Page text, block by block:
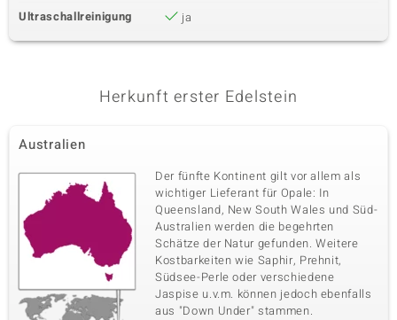
Ultraschallreinigung
ja
Herkunft erster Edelstein
Australien
Der fünfte Kontinent gilt vor allem als
wichtiger Lieferant für Opale: In
Queensland, New South Wales und Süd-
Australien werden die begehrten
Schätze der Natur gefunden. Weitere
Kostbarkeiten wie Saphir, Prehnit,
Südsee-Perle oder verschiedene
Jaspise u.v.m. können jedoch ebenfalls
aus "Down Under" stammen.